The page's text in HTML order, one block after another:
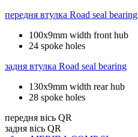
передня втулка Road seal bearing
100x9mm width front hub
24 spoke holes
задня втулка Road seal bearing
130x9mm width rear hub
28 spoke holes
передня вісь QR
задня вісь QR